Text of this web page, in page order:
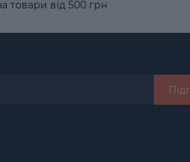
товари від 500 грн